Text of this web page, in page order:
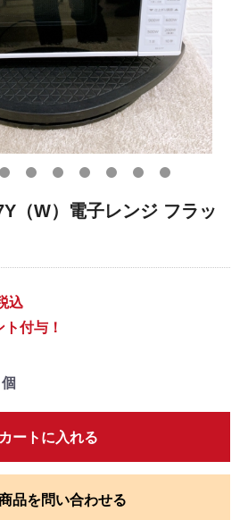
（W）電子レンジ フラッ
込
付与！
個
カートに入れる
品を問い合わせる